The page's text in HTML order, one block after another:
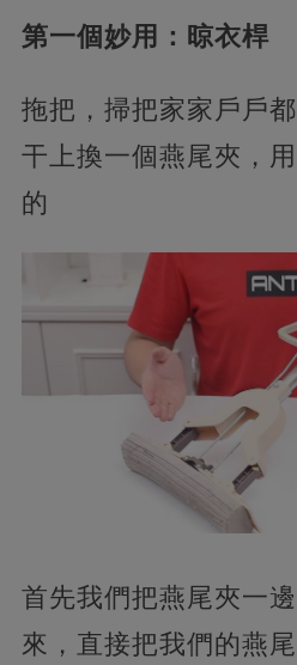
第一個妙用：晾衣桿
拖把，掃把家家戶戶
干上換一個燕尾夾，
的
首先我們把燕尾夾一
來，直接把我們的燕